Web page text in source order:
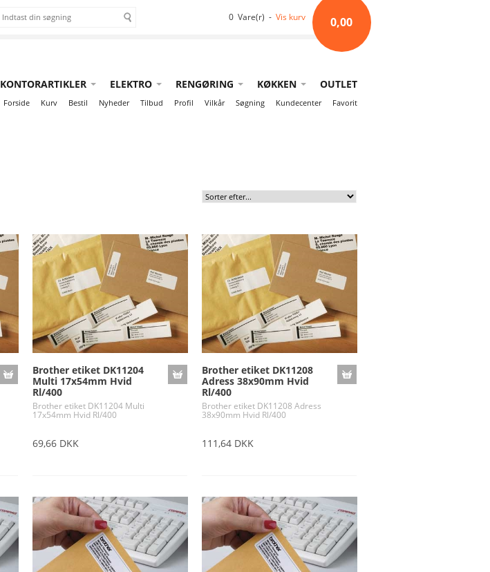
0 Vare(r) -Vis kurv 0,00
KONTORARTIKLER ELEKTRO RENGØRING KØKKEN OUTLET
Forside Kurv Bestil Nyheder Tilbud Profil Vilkår Søgning Kundecenter Favorit
Brother etiket DK11204
Multi 17x54mm Hvid
Rl/400
Brother etiket DK11204 Multi
17x54mm Hvid Rl/400
69,66 DKK
Brother etiket DK11208
Adress 38x90mm Hvid
Rl/400
Brother etiket DK11208 Adress
38x90mm Hvid Rl/400
111,64 DKK